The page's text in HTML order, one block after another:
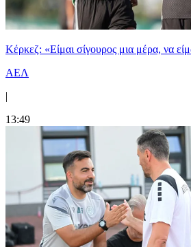
Κέρκεζ: «Είμαι σίγουρος μια μέρα, να
ΑΕΛ
|
13:49